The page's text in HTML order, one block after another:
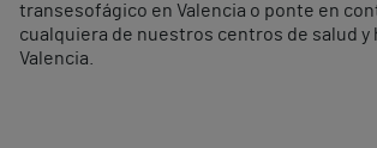
transesofágico en Valencia o ponte en
cualquiera de nuestros centros de salud y
Valencia.